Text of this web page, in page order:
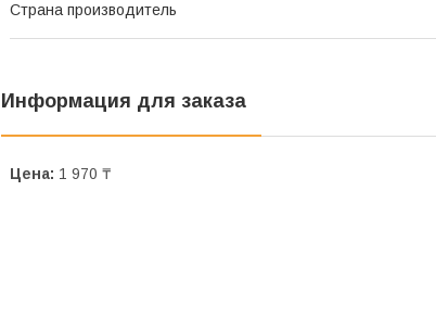
Страна производитель
Информация для заказа
Цена: 1 970 ₸